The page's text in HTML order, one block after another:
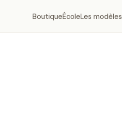
BoutiqueÉcoleLes modèles